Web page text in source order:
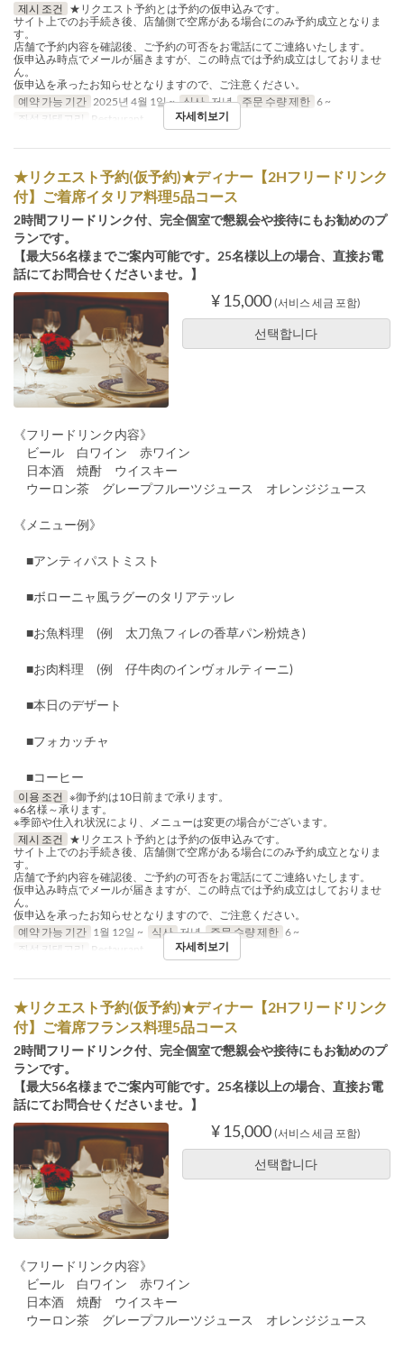
제시 조건
★リクエスト予約とは予約の仮申込みです。
サイト上でのお手続き後、店舗側で空席がある場合にのみ予約成立となりま
す。
店舗で予約内容を確認後、ご予約の可否をお電話にてご連絡いたします。
仮申込み時点でメールが届きますが、この時点では予約成立はしておりませ
ん。
仮申込を承ったお知らせとなりますので、ご注意ください。
예약 가능 기간 2025년 4월 1일 ~ 식사 저녁 주문 수량 제한 6 ~
좌석 카테고리
Restaurant 자세히보기
★リクエスト予約(仮予約)★ディナー【2Hフリードリンク
付】ご着席イタリア料理5品コース
2時間フリードリンク付、完全個室で懇親会や接待にもお勧めのプ
ランです。
【最大56名様までご案内可能です。25名様以上の場合、直接お電
話にてお問合せくださいませ。】
¥ 15,000 (서비스 세금 포함)
선택합니다
《フリードリンク内容》
ビール 白ワイン 赤ワイン
日本酒 焼酎 ウイスキー
ウーロン茶 グレープフルーツジュース オレンジジュース
《メニュー例》
■アンティパストミスト
■ボローニャ風ラグーのタリアテッレ
■お魚料理 (例 太刀魚フィレの香草パン粉焼き)
■お肉料理 (例 仔牛肉のインヴォルティーニ)
■本日のデザート
■フォカッチャ
■コーヒー
이용 조건 ※御予約は10日前まで承ります。
※6名様～承ります。
※季節や仕入れ状況により、メニューは変更の場合がございます。
제시 조건
★リクエスト予約とは予約の仮申込みです。
サイト上でのお手続き後、店舗側で空席がある場合にのみ予約成立となりま
す。
店舗で予約内容を確認後、ご予約の可否をお電話にてご連絡いたします。
仮申込み時点でメールが届きますが、この時点では予約成立はしておりませ
ん。
仮申込を承ったお知らせとなりますので、ご注意ください。
예약 가능 기간 1월 12일 ~ 식사 저녁 주문 수량 제한 6 ~
좌석 카테고리
Restaurant 자세히보기
★リクエスト予約(仮予約)★ディナー【2Hフリードリンク
付】ご着席フランス料理5品コース
2時間フリードリンク付、完全個室で懇親会や接待にもお勧めのプ
ランです。
【最大56名様までご案内可能です。25名様以上の場合、直接お電
話にてお問合せくださいませ。】
¥ 15,000 (서비스 세금 포함)
선택합니다
《フリードリンク内容》
ビール 白ワイン 赤ワイン
日本酒 焼酎 ウイスキー
ウーロン茶 グレープフルーツジュース オレンジジュース